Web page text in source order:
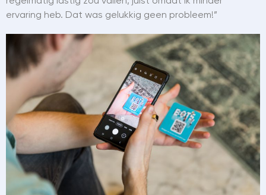
ervaring heb. Dat was gelukkig geen probleem!”